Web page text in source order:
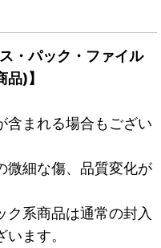
・パック・ファイル
)】
含まれる場合もござい
微細な傷、品質変化が
ク系商品は通常の封入
ます。